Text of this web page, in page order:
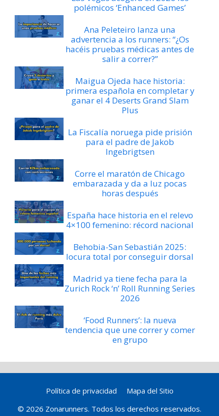
polémicos ‘Enhanced Games’
Ana Peleteiro lanza una
advertencia a los runners: “¿Os
hacéis pruebas médicas antes de
salir a correr?”
Maigua Ojeda hace historia:
primera española en completar y
ganar el 4 Deserts Grand Slam
Plus
La Fiscalía noruega pide prisión
para el padre de Jakob
Ingebrigtsen
Corre el maratón de Chicago
embarazada y da a luz pocas
horas después
España hace historia en el relevo
4×100 femenino: récord nacional
Behobia-San Sebastián 2025:
locura total por conseguir dorsal
Madrid ya tiene fecha para la
Zurich Rock ‘n’ Roll Running Series
2026
‘Food Runners’: la nueva
tendencia que une correr y comer
en grupo
Política de privacidad
Mapa del Sitio
© 2026 Zonarunners. Todos los derechos reservados.